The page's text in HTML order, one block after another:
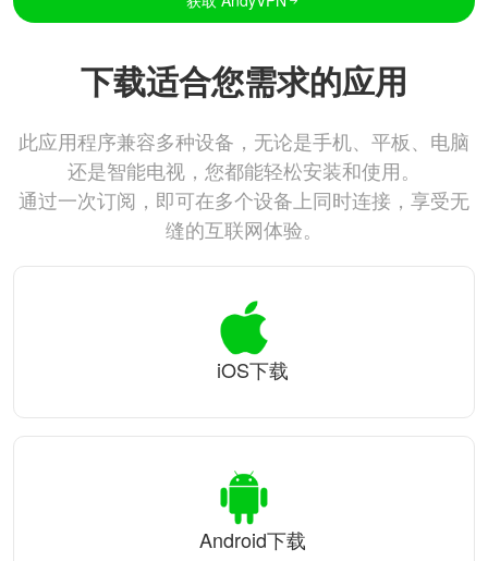
下载适合您需求的应用
此应用程序兼容多种设备，无论是手机、平板、电脑
还是智能电视，您都能轻松安装和使用。
通过一次订阅，即可在多个设备上同时连接，享受无
缝的互联网体验。
iOS下载
Android下载